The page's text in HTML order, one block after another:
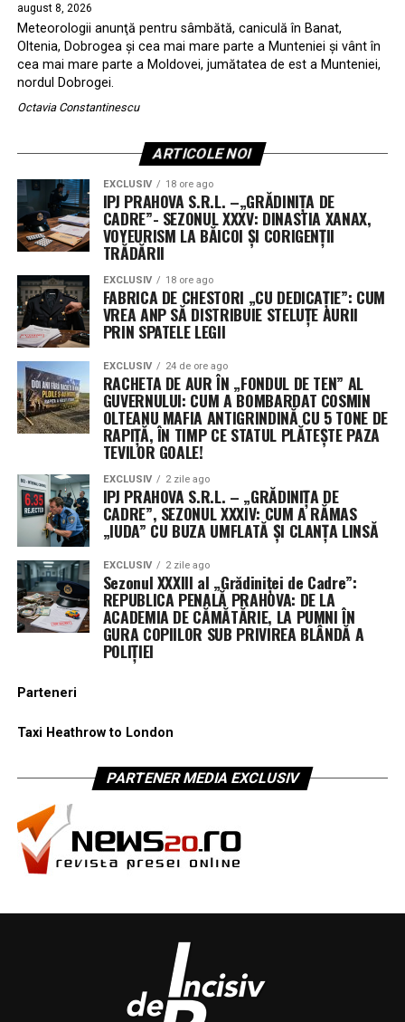
august 8, 2026
Meteorologii anunţă pentru sâmbătă, caniculă în Banat,
Oltenia, Dobrogea şi cea mai mare parte a Munteniei şi vânt în
cea mai mare parte a Moldovei, jumătatea de est a Munteniei,
nordul Dobrogei.
Octavia Constantinescu
ARTICOLE NOI
EXCLUSIV 18 ore ago
IPJ PRAHOVA S.R.L. –„GRĂDINIȚA DE
CADRE”- SEZONUL XXXV: DINASTIA XANAX,
VOYEURISM LA BĂICOI ȘI CORIGENȚII
TRĂDĂRII
EXCLUSIV 18 ore ago
FABRICA DE CHESTORI „CU DEDICAȚIE”: CUM
VREA ANP SĂ DISTRIBUIE STELUȚE AURII
PRIN SPATELE LEGII
EXCLUSIV 24 de ore ago
RACHETA DE AUR ÎN „FONDUL DE TEN” AL
GUVERNULUI: CUM A BOMBARDAT COSMIN
OLTEANU MAFIA ANTIGRINDINĂ CU 5 TONE DE
RAPIȚĂ, ÎN TIMP CE STATUL PLĂTEȘTE PAZA
TEVILOR GOALE!
EXCLUSIV 2 zile ago
IPJ PRAHOVA S.R.L. – „GRĂDINIȚA DE
CADRE”, SEZONUL XXXIV: CUM A RĂMAS
„IUDA” CU BUZA UMFLATĂ ȘI CLANȚA LINSĂ
EXCLUSIV 2 zile ago
Sezonul XXXIII al „Grădiniței de Cadre”:
REPUBLICA PENALĂ PRAHOVA: DE LA
ACADEMIA DE CĂMĂTĂRIE, LA PUMNI ÎN
GURA COPIILOR SUB PRIVIREA BLÂNDĂ A
POLIȚIEI
Parteneri
Taxi Heathrow to London
PARTENER MEDIA EXCLUSIV